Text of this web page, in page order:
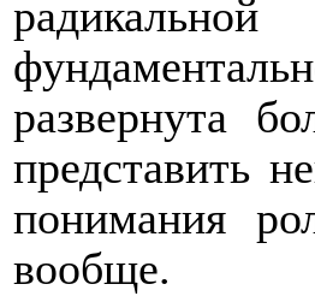
развернута
представить
понимания
вообще.